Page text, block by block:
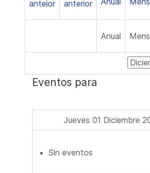
Anual
Eventos para
Jueves 01 Diciembre
Sin eventos